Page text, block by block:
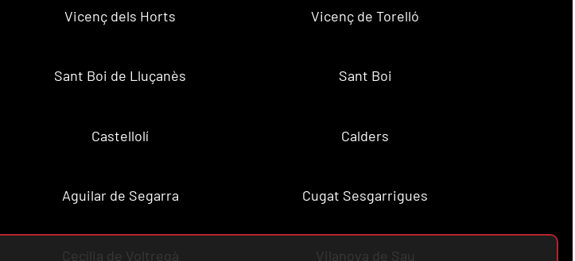
Vicenç dels Horts Vicenç de Torelló
Sant Boi de Lluçanès Sant Boi
Castellolí Calders
Aguilar de Segarra Cugat Sesgarrigues
Cecília de Voltregà Vilanova de Sau